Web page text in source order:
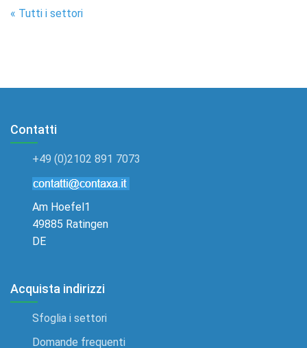
« Tutti i settori
Contatti
+49 (0)2102 891 7073
Am Hoefel1
49885 Ratingen
DE
Acquista indirizzi
Sfoglia i settori
Domande frequenti